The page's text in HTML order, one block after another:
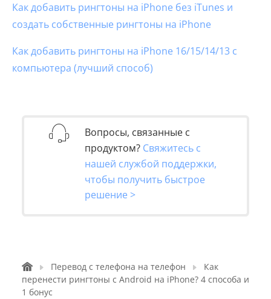
Как добавить рингтоны на iPhone без iTunes и
создать собственные рингтоны на iPhone
Как добавить рингтоны на iPhone 16/15/14/13 с
компьютера (лучший способ)
Вопросы, связанные с
продуктом? Свяжитесь с
нашей службой поддержки,
чтобы получить быстрое
решение >
Перевод с телефона на телефон
Как
перенести рингтоны с Android на iPhone? 4 способа и
1 бонус